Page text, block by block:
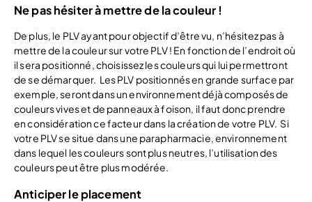
Ne pas hésiter à mettre de la couleur !
De plus, le PLV ayant pour objectif d’être vu, n’hésitez pas à
mettre de la couleur sur votre PLV ! En fonction de l’endroit où
il sera positionné, choisissez les couleurs qui lui permettront
de se démarquer. Les PLV positionnés en grande surface par
exemple, seront dans un environnement déjà composés de
couleurs vives et de panneaux à foison, il faut donc prendre
en considération ce facteur dans la création de votre PLV. Si
votre PLV se situe dans une parapharmacie, environnement
dans lequel les couleurs sont plus neutres, l’utilisation des
couleurs peut être plus modérée.
Anticiper le placement